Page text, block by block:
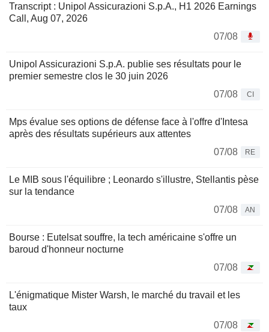
Transcript : Unipol Assicurazioni S.p.A., H1 2026 Earnings
Call, Aug 07, 2026
07/08
Unipol Assicurazioni S.p.A. publie ses résultats pour le
premier semestre clos le 30 juin 2026
07/08
CI
Mps évalue ses options de défense face à l'offre d'Intesa
après des résultats supérieurs aux attentes
07/08
RE
Le MIB sous l'équilibre ; Leonardo s'illustre, Stellantis pèse
sur la tendance
07/08
AN
Bourse : Eutelsat souffre, la tech américaine s'offre un
baroud d'honneur nocturne
07/08
L'énigmatique Mister Warsh, le marché du travail et les
taux
07/08